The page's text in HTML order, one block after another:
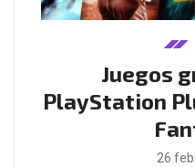
Juegos
PlayStation
26